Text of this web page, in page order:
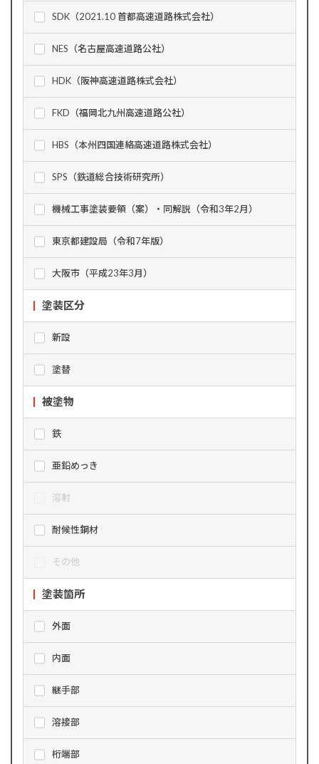
SDK（2021.10 首都高速道路株式会社）
NES（名古屋高速道路公社）
HDK（阪神高速道路株式会社）
FKD（福岡北九州高速道路公社）
HBS（本州四国連絡高速道路株式会社）
SPS（鉄道総合技術研究所）
機械工事塗装要領（案）・同解説（令和3年2月）
東京都建設局（令和7年版）
大阪市（平成23年3月）
塗装区分
新設
塗替
被塗物
鉄
亜鉛めっき
溶射
耐候性鋼材
その他
塗装箇所
外面
内面
継手部
溶接部
桁端部